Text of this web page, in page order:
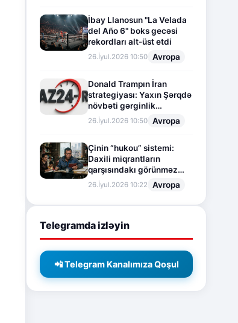
İbay Llanosun "La Velada
del Año 6" boks gecəsi
rekordları alt-üst etdi
26.İyul.2026 10:50 Avropa
Donald Trampın İran
strategiyası: Yaxın Şərqdə
növbəti gərginlik
mərhələsi
26.İyul.2026 10:50 Avropa
Çinin “hukou” sistemi:
Daxili miqrantların
qarşısındakı görünməz
sədd
26.İyul.2026 10:22 Avropa
Telegramda izləyin
📲 Telegram Kanalımıza Qoşul